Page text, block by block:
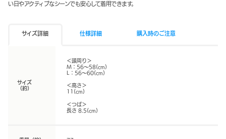
い日やアクティブなシーンでも安心して着用できます。
サイズ詳細 仕様詳細 購入時のご注意
サイズ
（約）
＜頭周り＞
M：56～58(cm)
L：56～60(cm)
＜高さ＞
11(cm)
＜つば＞
長さ 8.5(cm)